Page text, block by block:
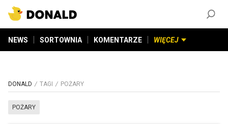
NEWS SORTOWNIA KOMENTARZE WIĘCEJ
DONALD TAGI POŻARY
POŻARY